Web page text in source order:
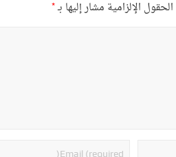
الحقول الإلزامية مشار إليها بـ*